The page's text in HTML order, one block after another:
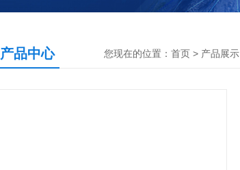
产品中心 您现在的位置： 首页 > 产品展示